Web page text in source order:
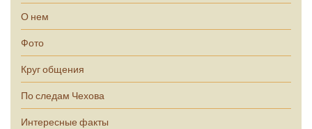
О нем
Фото
Круг общения
По следам Чехова
Интересные факты